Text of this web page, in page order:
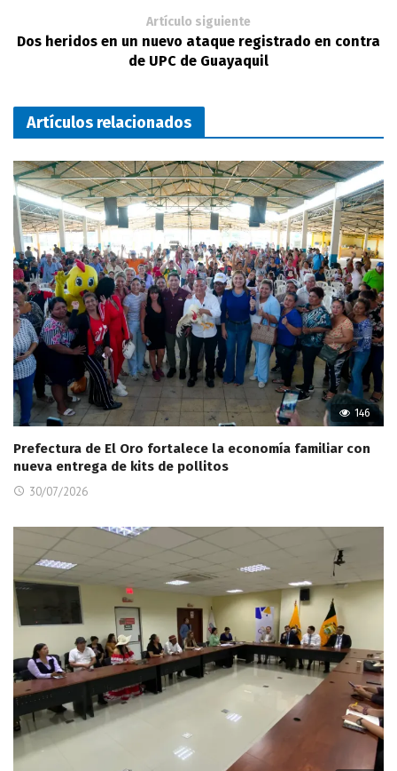
Artículo siguiente
Dos heridos en un nuevo ataque registrado en contra
de UPC de Guayaquil
Artículos relacionados
146
Prefectura de El Oro fortalece la economía familiar con
nueva entrega de kits de pollitos
30/07/2026